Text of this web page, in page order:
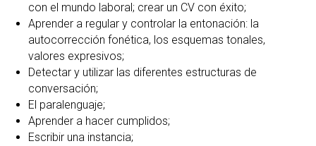
con el mundo laboral; crear un CV con éxito;
Aprender a regular y controlar la entonación: la
autocorrección fonética, los esquemas tonales,
valores expresivos;
Detectar y utilizar las diferentes estructuras de
conversación;
El paralenguaje;
Aprender a hacer cumplidos;
Escribir una instancia;